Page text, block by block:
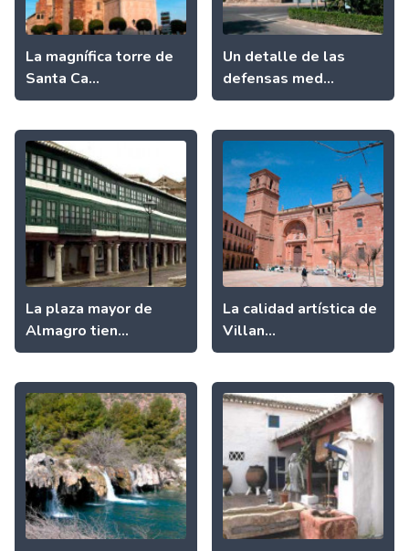
La magnífica torre de
Santa Ca...
Un detalle de las
defensas med...
La plaza mayor de
Almagro tien...
La calidad artística de
Villan...